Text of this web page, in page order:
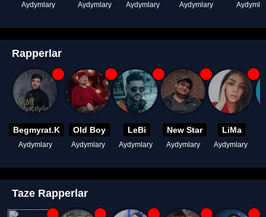
Aydymlary Aydymlary Aydymlary Aydymlary
Rapperlar
Begmyrat.K
Aydymlary
Old Boy
Aydymlary
LeBi
Aydymlary
New Star
Aydymlary
LiMa
Aydymlary
Taze Rapperlar